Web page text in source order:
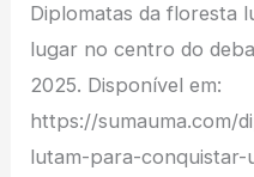
Diplomatas da floresta
lugar no centro do
2025. Disponível em:
https://sumauma.com/
lutam-para-